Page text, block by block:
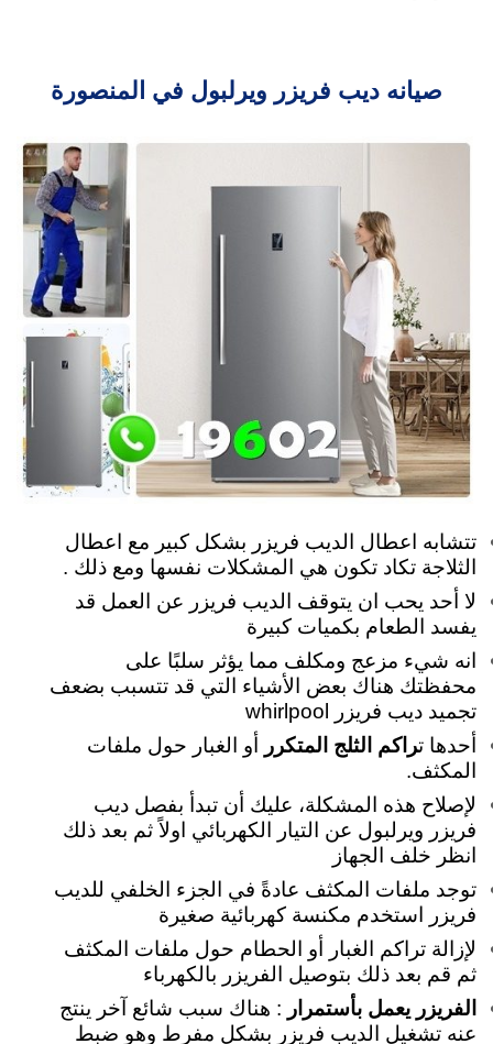
صيانه ديب فريزر ويرلبول في المنصورة
تتشابه اعطال الديب فريزر بشكل كبير مع اعطال
الثلاجة تكاد تكون هي المشكلات نفسها ومع ذلك .
لا أحد يحب ان يتوقف الديب فريزر عن العمل قد
يفسد الطعام بكميات كبيرة
انه شيء مزعج ومكلف مما يؤثر سلبًا على
محفظتك هناك بعض الأشياء التي قد تتسبب بضعف
تجميد ديب فريزر whirlpool
أحدها تراكم الثلج المتكرر
أو الغبار حول ملفات
المكثف.
لإصلاح هذه المشكلة، عليك أن تبدأ بفصل ديب
فريزر ويرلبول عن التيار الكهربائي اولاً ثم بعد ذلك
انظر خلف الجهاز
توجد ملفات المكثف عادةً في الجزء الخلفي للديب
فريزر استخدم مكنسة كهربائية صغيرة
لإزالة تراكم الغبار أو الحطام حول ملفات المكثف
ثم قم بعد ذلك بتوصيل الفريزر بالكهرباء
الفريزر يعمل بأستمرار : هناك سبب شائع آخر ينتج
عنه تشغيل الديب فريزر بشكل مفرط وهو ضبط